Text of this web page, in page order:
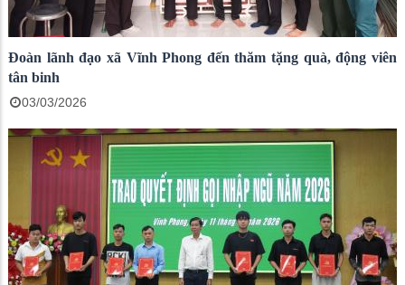
Đoàn lãnh đạo xã Vĩnh Phong đến thăm tặng quà, động viên
tân binh
03/03/2026